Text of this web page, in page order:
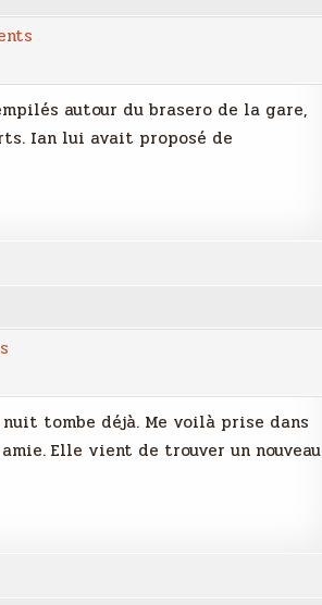
autour du brasero de la gare,
Ian lui avait proposé de
tombe déjà. Me voilà prise dans
Elle vient de trouver un nouveau